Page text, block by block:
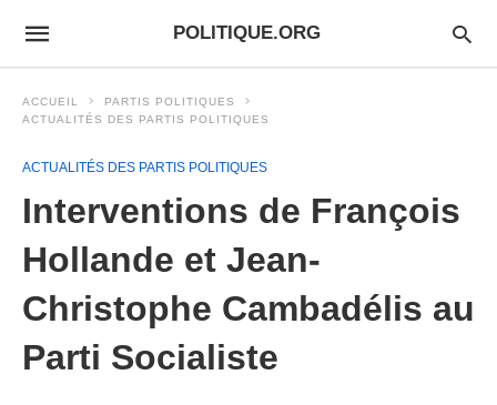
POLITIQUE.ORG
ACCUEIL
PARTIS POLITIQUES
ACTUALITÉS DES PARTIS POLITIQUES
ACTUALITÉS DES PARTIS POLITIQUES
Interventions de François
Hollande et Jean-
Christophe Cambadélis au
Parti Socialiste